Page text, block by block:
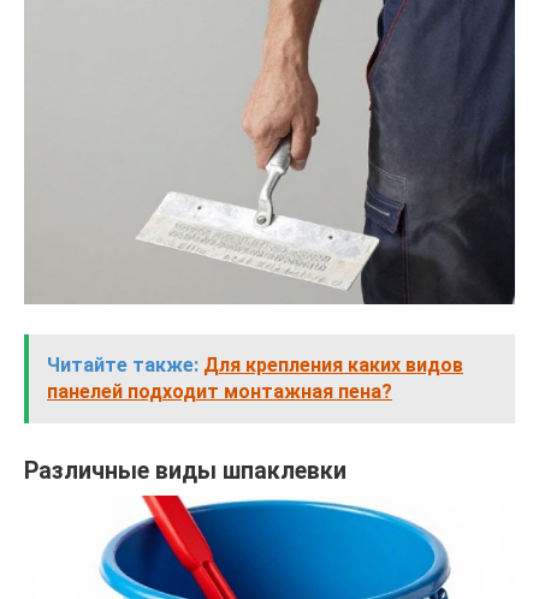
Читайте также: Для крепления каких видов
панелей подходит монтажная пена?
Различные виды шпаклевки